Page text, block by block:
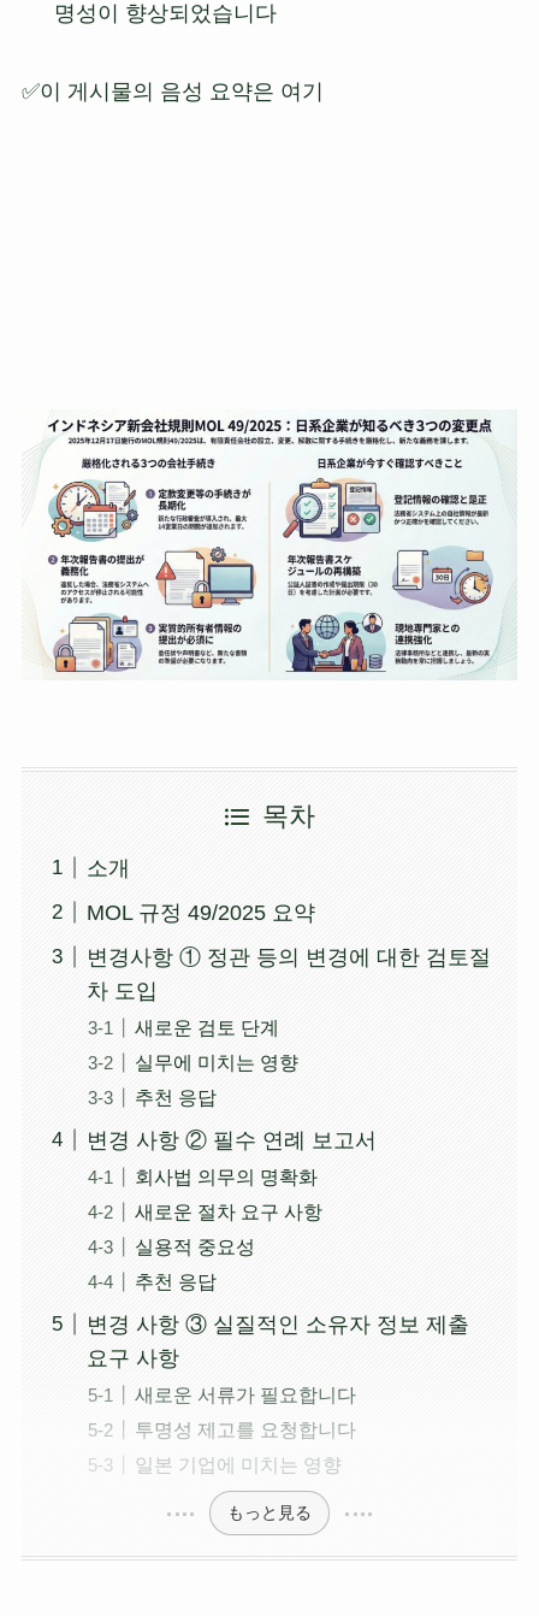
명성이 향상되었습니다
✅이 게시물의 음성 요약은 여기
목차
소개
MOL 규정 49/2025 요약
변경사항 ① 정관 등의 변경에 대한 검토절
차 도입
새로운 검토 단계
실무에 미치는 영향
추천 응답
변경 사항 ② 필수 연례 보고서
회사법 의무의 명확화
새로운 절차 요구 사항
실용적 중요성
추천 응답
변경 사항 ③ 실질적인 소유자 정보 제출
요구 사항
새로운 서류가 필요합니다
투명성 제고를 요청합니다
일본 기업에 미치는 영향
もっと見る